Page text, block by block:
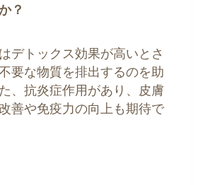
？
デトックス効果が高いとさ
要な物質を排出するのを助
、抗炎症作用があり、皮膚
善や免疫力の向上も期待で